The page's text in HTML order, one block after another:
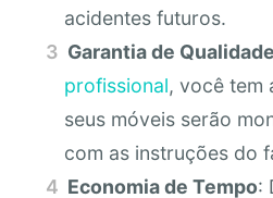
acidentes futuros.
Garantia de Qualidade
profissional, você tem
seus móveis serão
com as instruções do
Economia de Tempo: